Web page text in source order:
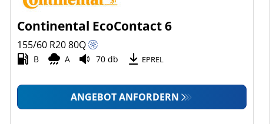
Continental EcoContact 6
155/60 R2080Q
B A 70 db EPREL
ANGEBOT ANFORDERN